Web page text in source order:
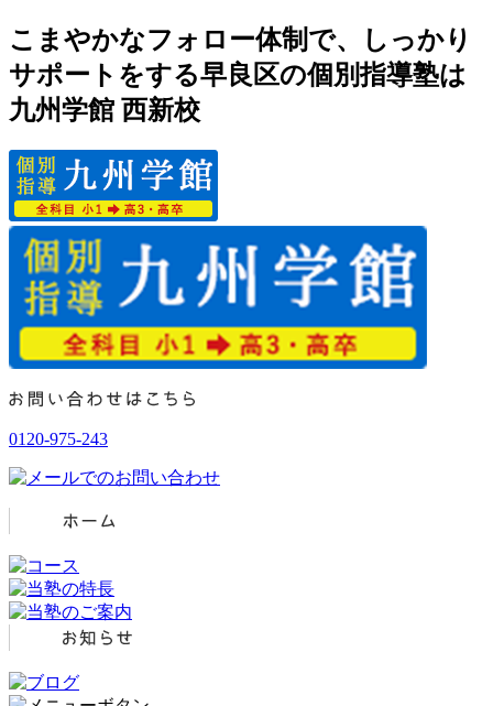
こまやかなフォロー体制で、しっかり
サポートをする早良区の個別指導塾は
九州学館 西新校
0120-975-243